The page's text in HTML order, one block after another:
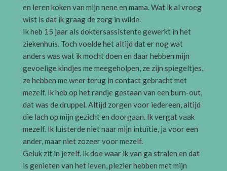
en leren koken van mijn nene en mama. Wat ik al vroeg
wist is dat ik graag de zorg in wilde.
Ik heb 15 jaar als doktersassistente gewerkt in het
ziekenhuis. Toch voelde het altijd dat er nog wat
anders was wat ik mocht doen en daar hebben mijn
gevoelige kindjes me meegeholpen, ze zijn spiegeltjes,
ze hebben me weer terug in contact gebracht met
mezelf. Ik heb op het randje gestaan van een burn-out,
dat was de druppel. Altijd zorgen voor iedereen, altijd
die lach op mijn gezicht en doorgaan. Ik vergat vaak
mezelf. Ik luisterde niet naar mijn intuïtie, ja voor een
ander, maar niet zozeer voor mezelf.
Geluk zit in jezelf. Ik doe waar ik van ga stralen en dat
is genieten van het leven, plezier hebben met mijn